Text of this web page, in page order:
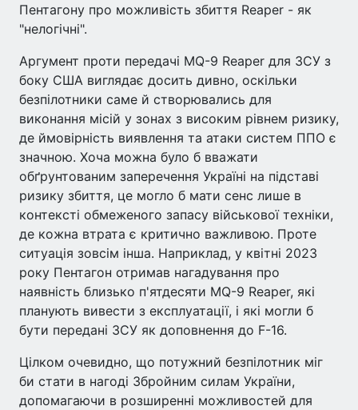
Пентагону про можливість збиття Reaper - як
"нелогічні".
Аргумент проти передачі MQ-9 Reaper для ЗСУ з
боку США виглядає досить дивно, оскільки
безпілотники саме й створювались для
виконання місій у зонах з високим рівнем ризику,
де ймовірність виявлення та атаки систем ППО є
значною. Хоча можна було б вважати
обґрунтованим заперечення Україні на підставі
ризику збиття, це могло б мати сенс лише в
контексті обмеженого запасу військової техніки,
де кожна втрата є критично важливою. Проте
ситуація зовсім інша. Наприклад, у квітні 2023
року Пентагон отримав нагадування про
наявність близько п'ятдесяти MQ-9 Reaper, які
планують вивести з експлуатації, і які могли б
бути передані ЗСУ як доповнення до F-16.
Цілком очевидно, що потужний безпілотник міг
би стати в нагоді Збройним силам України,
допомагаючи в розширенні можливостей для